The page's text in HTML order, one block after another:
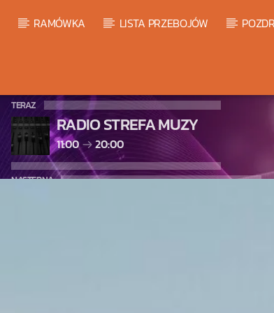
RAMÓWKA LISTA PRZEBOJÓW
TERAZ
RADIO STREFA MUZY
11:00 20:00
NASTĘPNA